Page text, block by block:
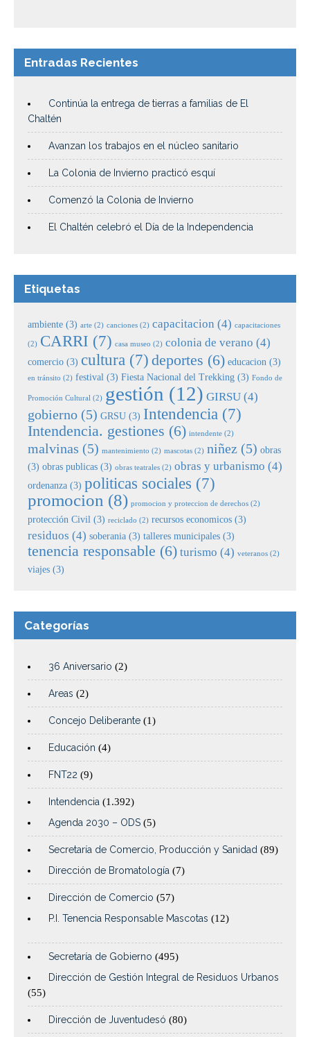
Entradas Recientes
Continúa la entrega de tierras a familias de El
Chaltén
Avanzan los trabajos en el núcleo sanitario
La Colonia de Invierno practicó esquí
Comenzó la Colonia de Invierno
El Chaltén celebró el Día de la Independencia
Etiquetas
ambiente (3) arte (2) canciones (2) capacitacion (4) capacitaciones
(2) CARRI (7) casa museo (2) colonia de verano (4)
comercio (3) cultura (7) deportes (6) educacion (3)
en tránsito (2) festival (3) Fiesta Nacional del Trekking (3) Fondo de
Promoción Cultural (2) gestión (12) GIRSU (4)
gobierno (5) GRSU (3) Intendencia (7)
Intendencia. gestiones (6) intendente (2)
malvinas (5) mantenimiento (2) mascotas (2) niñez (5) obras
(3) obras publicas (3) obras teatrales (2) obras y urbanismo (4)
ordenanza (3) politicas sociales (7)
promocion (8) promocion y proteccion de derechos (2)
protección Civil (3) reciclado (2) recursos economicos (3)
residuos (4) soberania (3) talleres municipales (3)
tenencia responsable (6) turismo (4) veteranos (2)
viajes (3)
Categorías
36 Aniversario (2)
Areas (2)
Concejo Deliberante (1)
Educación (4)
FNT22 (9)
Intendencia (1.392)
Agenda 2030 – ODS (5)
Secretaría de Comercio, Producción y Sanidad (89)
Dirección de Bromatología (7)
Dirección de Comercio (57)
P.I. Tenencia Responsable Mascotas (12)
Secretaría de Gobierno (495)
Dirección de Gestión Integral de Residuos Urbanos
(55)
Dirección de Juventudesó (80)